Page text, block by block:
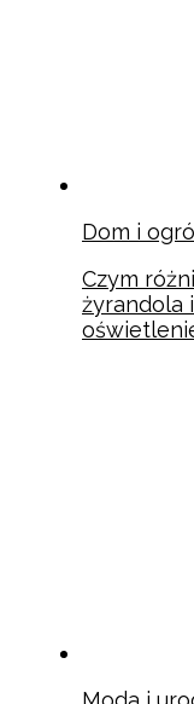
Dom i
Czym
żyrandola